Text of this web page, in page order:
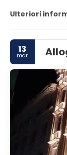
soprannominata
che significa
Ulteriori
13
mar